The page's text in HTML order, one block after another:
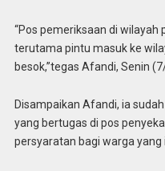
“Pos pemeriksaan di wilayah
terutama pintu masuk ke
besok,”tegas Afandi, Senin
Disampaikan Afandi, ia
yang bertugas di pos
persyaratan bagi warga yang